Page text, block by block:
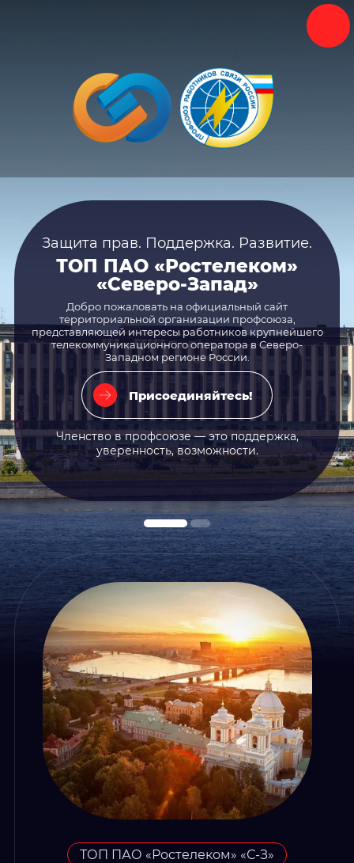
Защита прав. Поддержка. Развитие.
ТОП ПАО «Ростелеком»
«Северо-Запад»
Добро пожаловать на официальный сайт
территориальной организации профсоюза,
представляющей интересы работников крупнейшего
телекоммуникационного оператора в Северо-
Западном регионе России.
Присоединяйтесь!
Членство в профсоюзе — это поддержка,
уверенность, возможности.
Защита прав. Поддержка. Развитие.
ТОП ПАО «Ростелеком»
«Северо-Запад»
Добро пожаловать на официальный сайт
территориальной организации профсоюза,
представляющей интересы работников крупнейшего
телекоммуникационного оператора в Северо-
Западном регионе России.
Присоединяйтесь!
Членство в профсоюзе — это поддержка,
уверенность, возможности.
ТОП ПАО «Ростелеком» «С-З»